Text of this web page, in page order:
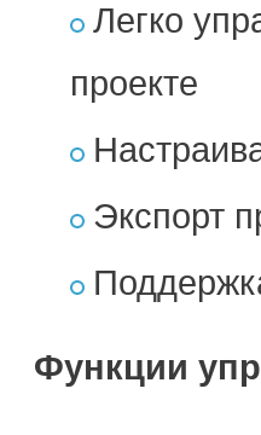
Легко
проекте
Экспорт
Функции